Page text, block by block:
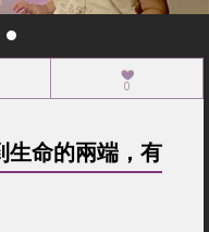
0
生命的兩端，有